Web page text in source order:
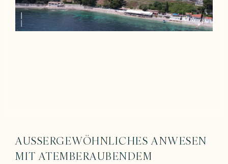
AUSSERGEWÖHNLICHES ANWESEN M
IT ATEMBERAUBENDEM M